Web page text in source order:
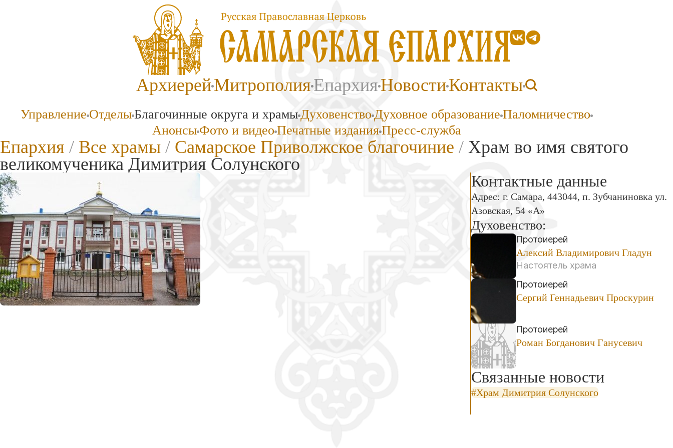
АрхиерейМитрополияЕпархияНовостиКонтакты
УправлениеОтделыБлагочинные округа и храмыДуховенствоДуховное образованиеПаломничество
АнонсыФото и видеоПечатные изданияПресс-служба
Епархия / Все храмы / Самарское Приволжское благочиние / Храм во имя святого
великомученика Димитрия Солунского
Контактные данные
Адрес: г. Самара, 443044, п. Зубчаниновка ул.
Азовская, 54 «А»
Духовенство:
Протоиерей
Алексий Владимирович Гладун
Настоятель храма
Протоиерей
Сергий Геннадьевич Проскурин
Протоиерей
Роман Богданович Ганусевич
Связанные новости
#Храм Димитрия Солунского